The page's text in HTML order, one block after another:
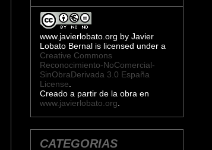
www.javierlobato.org by Javier
Lobato Bernal is licensed under a
Creative Commons
Reconocimiento-NoComercial-
SinObraDerivada 3.0 España
License
Creado a partir de la obra en
www.javierlobato.org
CATEGORIAS